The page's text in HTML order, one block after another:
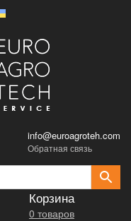
info@euroagroteh.com
Обратная связь
Корзина
0 товаров